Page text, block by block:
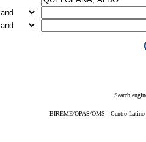
Search
BIREME/OPAS/OMS - Centro Latino-